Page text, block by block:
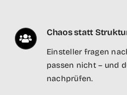
Chaos statt
Einsteller fragen
passen nicht – und
nachprüfen.